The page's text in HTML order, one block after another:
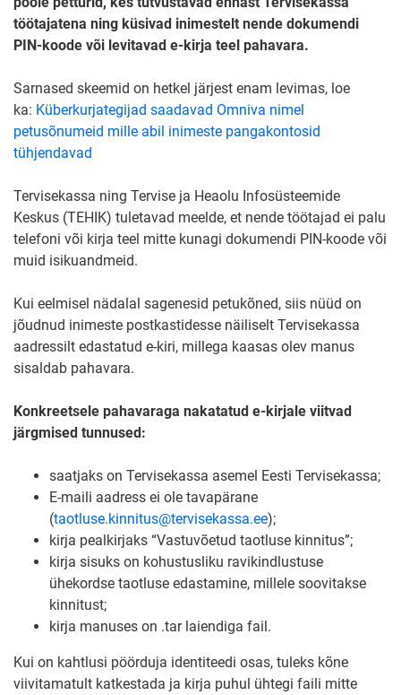
töötajatena ning küsivad inimestelt nende dokumendi
PIN-koode või levitavad e-kirja teel pahavara.
Sarnased skeemid on hetkel järjest enam levimas, loe
ka: Küberkurjategijad saadavad Omniva nimel
petusõnumeid mille abil inimeste pangakontosid
tühjendavad
Tervisekassa ning Tervise ja Heaolu Infosüsteemide
Keskus (TEHIK) tuletavad meelde, et nende töötajad ei palu
telefoni või kirja teel mitte kunagi dokumendi PIN-koode või
muid isikuandmeid.
Kui eelmisel nädalal sagenesid petukõned, siis nüüd on
jõudnud inimeste postkastidesse näiliselt Tervisekassa
aadressilt edastatud e-kiri, millega kaasas olev manus
sisaldab pahavara.
Konkreetsele pahavaraga nakatatud e-kirjale viitvad
järgmised tunnused:
saatjaks on Tervisekassa asemel Eesti Tervisekassa;
E-maili aadress ei ole tavapärane
(taotluse.kinnitus@tervisekassa.ee);
kirja pealkirjaks “Vastuvõetud taotluse kinnitus”;
kirja sisuks on kohustusliku ravikindlustuse
ühekordse taotluse edastamine, millele soovitakse
kinnitust;
kirja manuses on .tar laiendiga fail.
Kui on kahtlusi pöörduja identiteedi osas, tuleks kõne
viivitamatult katkestada ja kirja puhul ühtegi faili mitte